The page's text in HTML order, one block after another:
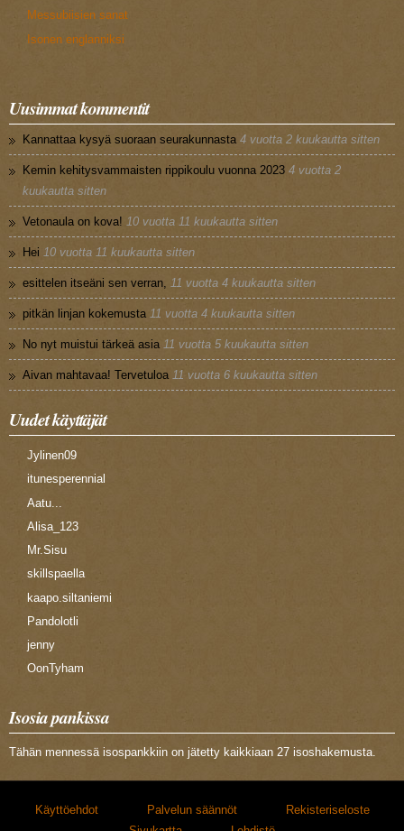
Messubiisien sanat
Isonen englanniksi
Uusimmat kommentit
Kannattaa kysyä suoraan seurakunnasta 4 vuotta 2 kuukautta sitten
Kemin kehitysvammaisten rippikoulu vuonna 2023 4 vuotta 2
kuukautta sitten
Vetonaula on kova! 10 vuotta 11 kuukautta sitten
Hei 10 vuotta 11 kuukautta sitten
esittelen itseäni sen verran, 11 vuotta 4 kuukautta sitten
pitkän linjan kokemusta 11 vuotta 4 kuukautta sitten
No nyt muistui tärkeä asia 11 vuotta 5 kuukautta sitten
Aivan mahtavaa! Tervetuloa 11 vuotta 6 kuukautta sitten
Uudet käyttäjät
Jylinen09
itunesperennial
Aatu...
Alisa_123
Mr.Sisu
skillspaella
kaapo.siltaniemi
Pandolotli
jenny
OonTyham
Isosia pankissa
Tähän mennessä isospankkiin on jätetty kaikkiaan 27 isoshakemusta.
Käyttöehdot Palvelun säännöt
Rekisteriseloste